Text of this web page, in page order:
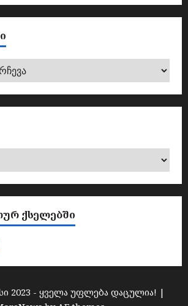
ᲥᲡᲔᲚᲔᲑᲨᲘ
2023 - ყველა უფლება დაცულია! |